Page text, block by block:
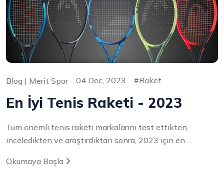
Blog | Merit Spor 04 Dec, 2023 Raket
En İyi Tenis Raketi - 2023
Tüm önemli tenis raketi markalarını test ettikten,
inceledikten ve araştırdıktan sonra, 2023 için en …
Okumaya Başla